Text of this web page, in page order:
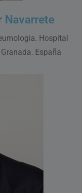
Navarrete
Hospital
España